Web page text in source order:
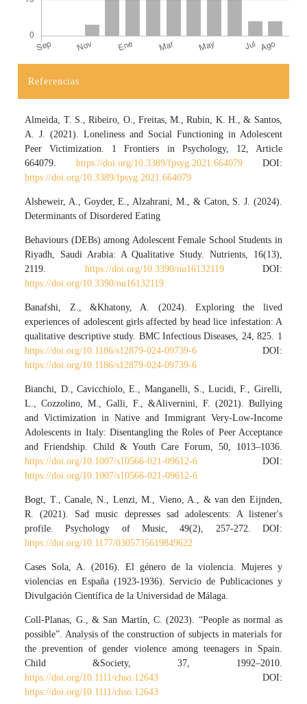
Referencias
Almeida, T. S., Ribeiro, O., Freitas, M., Rubin, K. H., & Santos,
A. J. (2021). Loneliness and Social Functioning in Adolescent
Peer Victimization. 1 Frontiers in Psychology, 12, Article
664079. https://doi.org/10.3389/fpsyg.2021.664079 DOI:
https://doi.org/10.3389/fpsyg.2021.664079
Alsheweir, A., Goyder, E., Alzahrani, M., & Caton, S. J. (2024).
Determinants of Disordered Eating
Behaviours (DEBs) among Adolescent Female School Students in
Riyadh, Saudi Arabia: A Qualitative Study. Nutrients, 16(13),
2119. https://doi.org/10.3390/nu16132119DOI:
https://doi.org/10.3390/nu16132119
Banafshi, Z., &Khatony, A. (2024). Exploring the lived
experiences of adolescent girls affected by head lice infestation: A
qualitative descriptive study. BMC Infectious Diseases, 24, 825. 1
https://doi.org/10.1186/s12879-024-09739-6 DOI:
https://doi.org/10.1186/s12879-024-09739-6
Bianchi, D., Cavicchiolo, E., Manganelli, S., Lucidi, F., Girelli,
L., Cozzolino, M., Galli, F., &Alivernini, F. (2021). Bullying
and Victimization in Native and Immigrant Very-Low-Income
Adolescents in Italy: Disentangling the Roles of Peer Acceptance
and Friendship. Child & Youth Care Forum, 50, 1013–1036.
https://doi.org/10.1007/s10566-021-09612-6 DOI:
https://doi.org/10.1007/s10566-021-09612-6
Bogt, T., Canale, N., Lenzi, M., Vieno, A., & van den Eijnden,
R. (2021). Sad music depresses sad adolescents: A listener's
profile. Psychology of Music, 49(2), 257-272. DOI:
https://doi.org/10.1177/0305735619849622
Cases Sola, A. (2016). El género de la violencia. Mujeres y
violencias en España (1923-1936). Servicio de Publicaciones y
Divulgación Científica de la Universidad de Málaga.
Coll-Planas, G., & San Martín, C. (2023). “People as normal as
possible”. Analysis of the construction of subjects in materials for
the prevention of gender violence among teenagers in Spain.
Child &Society, 37, 1992–2010.
https://doi.org/10.1111/chso.12643 DOI:
https://doi.org/10.1111/chso.12643